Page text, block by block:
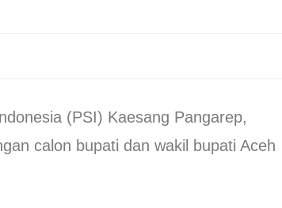
(PSI) Kaesang Pangarep,
calon bupati dan wakil bupati Aceh